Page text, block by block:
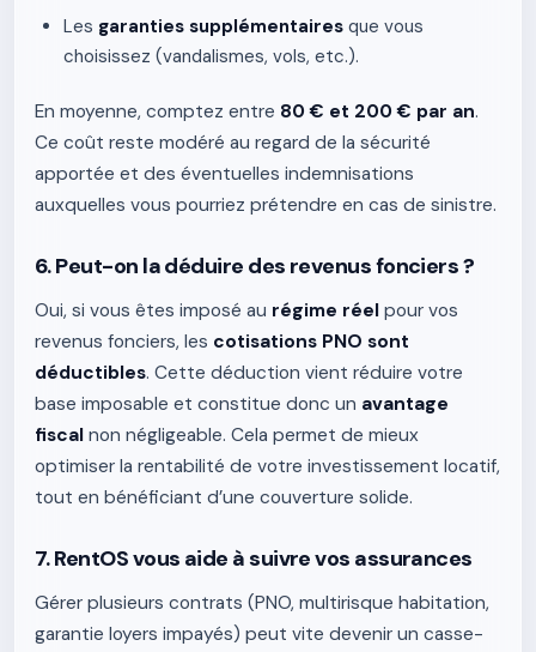
Les garanties supplémentaires que vous
choisissez (vandalismes, vols, etc.).
En moyenne, comptez entre 80 € et 200 € par an.
Ce coût reste modéré au regard de la sécurité
apportée et des éventuelles indemnisations
auxquelles vous pourriez prétendre en cas de sinistre.
6. Peut-on la déduire des revenus fonciers ?
Oui, si vous êtes imposé au régime réel pour vos
revenus fonciers, les cotisations PNO sont
déductibles. Cette déduction vient réduire votre
base imposable et constitue donc un avantage
fiscal non négligeable. Cela permet de mieux
optimiser la rentabilité de votre investissement locatif,
tout en bénéficiant d’une couverture solide.
7. RentOS vous aide à suivre vos assurances
Gérer plusieurs contrats (PNO, multirisque habitation,
garantie loyers impayés) peut vite devenir un casse-